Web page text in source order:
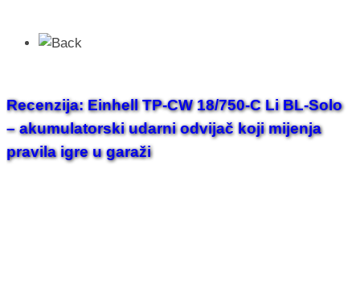
Recenzija: Einhell TP-CW 18/750-C Li BL-Solo
– akumulatorski udarni odvijač koji mijenja
pravila igre u garaži